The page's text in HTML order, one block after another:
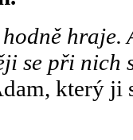
hraje.
se při nich
který ji